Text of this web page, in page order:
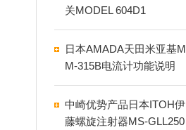
关MODEL 604D1
日本AMADA天田米亚基M
M-315B电流计功能说明
中崎优势产品日本ITOH伊
藤螺旋注射器MS-GLL250